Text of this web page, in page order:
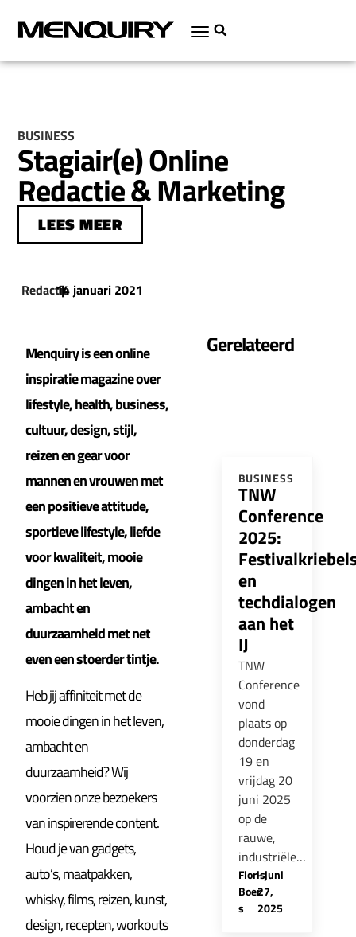
BUSINESS
Stagiair(e) Online
Redactie & Marketing
LEES MEER
Redactie
|
14 januari 2021
Menquiry is een online
inspiratie magazine over
lifestyle, health, business,
cultuur, design, stijl,
reizen en gear voor
mannen en vrouwen met
een positieve attitude,
sportieve lifestyle, liefde
voor kwaliteit, mooie
dingen in het leven,
ambacht en
duurzaamheid met net
even een stoerder tintje.
Heb jij affiniteit met de
mooie dingen in het leven,
ambacht en
duurzaamheid? Wij
voorzien onze bezoekers
van inspirerende content.
Houd je van gadgets,
auto’s, maatpakken,
whisky, films, reizen, kunst,
design, recepten, workouts
Gerelateerd
BUSINESS
TNW
Conference
2025:
en
techdialogen
aan het
IJ
TNW
Conference
vond
plaats op
donderdag
19 en
vrijdag 20
juni 2025
op de
rauwe,
industriële…
Floris
Boer
s
-juni
27,
2025